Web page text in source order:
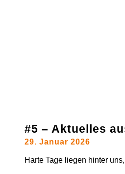
#5 – Aktuelles
29. Januar 2026
Harte Tage liegen hinter